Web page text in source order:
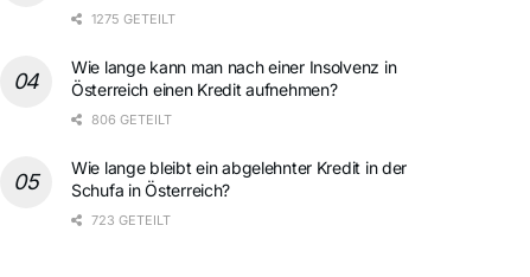
1275 GETEILT
Wie lange kann man nach einer Insolvenz in
Österreich einen Kredit aufnehmen?
806 GETEILT
Wie lange bleibt ein abgelehnter Kredit in der
Schufa in Österreich?
723 GETEILT